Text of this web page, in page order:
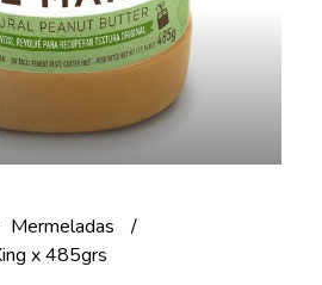
Mermeladas
x 485grs